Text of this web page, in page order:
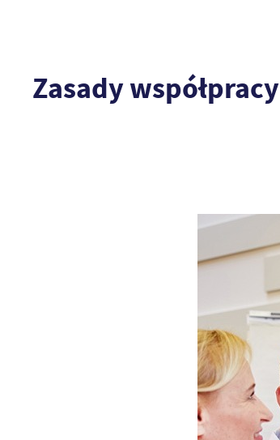
Zasady współpracy